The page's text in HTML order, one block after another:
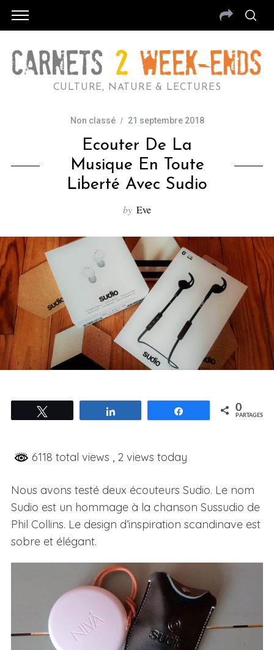
CULTURE, NATURE & LECTURES
Non classé 21 septembre 2018
Ecouter De La
Musique En Toute
Liberté Avec Sudio
by Eve
Partagez 0
PARTAGES
6118 total views , 2 views today
Nous avons testé deux écouteurs Sudio. Le nom
Sudio est un hommage à la chanson Sussudio de
Phil Collins. Le design d’inspiration scandinave est
sobre et élégant.